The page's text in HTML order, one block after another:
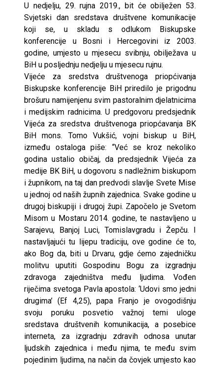
U nedjelju, 29. rujna 2019., bit će obilježen 53.
Svjetski dan sredstava društvene komunikacije
koji se, u skladu s odlukom Biskupske
konferencije u Bosni i Hercegovini iz 2003.
godine, umjesto u mjesecu svibnju, obilježava u
BiH u posljednju nedjelju u mjesecu rujnu.
Vijeće za sredstva društvenoga priopćivanja
Biskupske konferencije BiH priredilo je prigodnu
brošuru namijenjenu svim pastoralnim djelatnicima
i medijskim radnicima. U predgovoru predsjednik
Vijeća za sredstva društvenoga priopćavanja BK
BiH mons. Tomo Vukšić, vojni biskup u BiH,
između ostaloga piše: “Već se kroz nekoliko
godina ustalio običaj, da predsjednik Vijeća za
medije BK BiH, u dogovoru s nadležnim biskupom
i župnikom, na taj dan predvodi slavlje Svete Mise
u jednoj od naših župnih zajednica. Svake godine u
drugoj biskupiji i drugoj župi. Započelo je Svetom
Misom u Mostaru 2014. godine, te nastavljeno u
Sarajevu, Banjoj Luci, Tomislavgradu i Žepču. I
nastavljajući tu lijepu tradiciju, ove godine će to,
ako Bog da, biti u Drvaru, gdje ćemo zajedničku
molitvu uputiti Gospodinu Bogu za izgradnju
zdravoga zajedništva među ljudima. Vođen
riječima svetoga Pavla apostola: ‘Udovi smo jedni
drugima’ (Ef 4,25), papa Franjo je ovogodišnju
svoju poruku posvetio važnoj temi uloge
sredstava društvenih komunikacija, a posebice
interneta, za izgradnju zdravih odnosa unutar
ljudskih zajednica i među njima, te među svim
pojedinim ljudima, na način da čovjek umjesto kao